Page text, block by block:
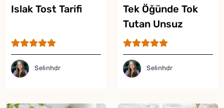
Islak Tost Tarifi
Selinhdr
Tek Öğünde Tok
Tutan Unsuz
Lavaşsız Proteinli
Dürüm Tarifi
Selinhdr